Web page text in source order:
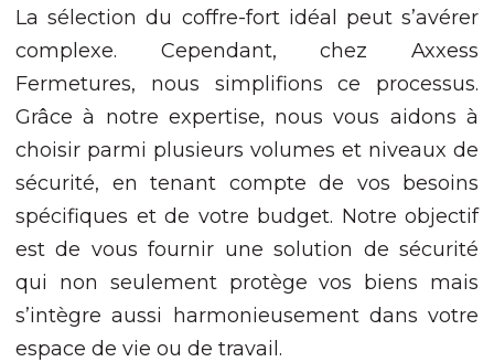
La sélection du coffre-fort idéal peut s’avérer
complexe. Cependant, chez Axxess
Fermetures, nous simplifions ce processus.
Grâce à notre expertise, nous vous aidons à
choisir parmi plusieurs volumes et niveaux de
sécurité, en tenant compte de vos besoins
spécifiques et de votre budget. Notre objectif
est de vous fournir une solution de sécurité
qui non seulement protège vos biens mais
s’intègre aussi harmonieusement dans votre
espace de vie ou de travail.